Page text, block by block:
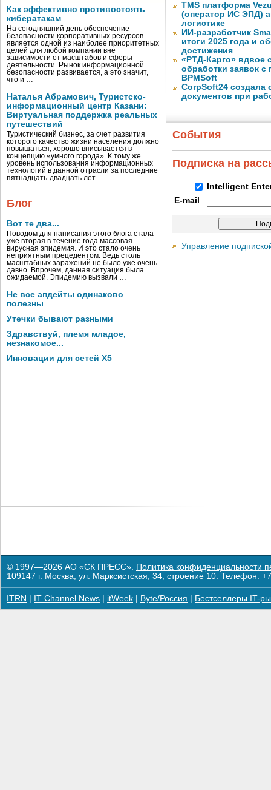
Как эффективно противостоять
кибератакам
На сегодняшний день обеспечение
безопасности корпоративных ресурсов
является одной из наиболее приоритетных
целей для любой компании вне
зависимости от масштабов и сферы
деятельности. Рынок информационной
безопасности развивается, а это значит,
что и …
Наталья Абрамович, Туристско-
информационный центр Казани:
Виртуальная поддержка реальных
путешествий
Туристический бизнес, за счет развития
которого качество жизни населения должно
повышаться, хорошо вписывается в
концепцию «умного города». К тому же
уровень использования информационных
технологий в данной отрасли за последние
пятнадцать-двадцать лет …
Блог
Вот те два...
Поводом для написания этого блога стала
уже вторая в течение года массовая
вирусная эпидемия. И это стало очень
неприятным прецедентом. Ведь столь
масштабных заражений не было уже очень
давно. Впрочем, данная ситуация была
ожидаемой. Эпидемию вызвали …
Не все апдейты одинаково
полезны
Утечки бывают разными
Здравствуй, племя младое,
незнакомое...
Инновации для сетей X5
TMS платформа
(оператор ИС ЭПД)
логистике
ИИ-разработчик
итоги 2025 года и
достижения
«РТД-Карго» вдвое
обработки заявок
BPMSoft
CorpSoft24 создала
документов при
События
Подписка на
Intelligent
E-mail
Управление
© 1997—2026 АО «СК ПРЕСС». Политика конфиденциальности
109147 г. Москва, ул. Марксистская, 34, строение 10. Телефон:
ITRN IT Channel News itWeek Byte/Россия Бестселлеры IT-